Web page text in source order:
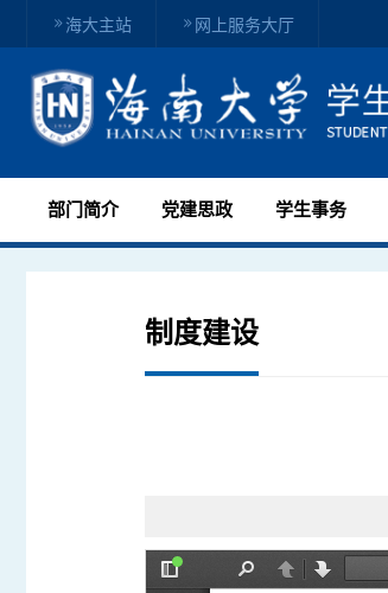
海大主站 网上服务大厅
部门简介 党建思政 学生事务
制度建设